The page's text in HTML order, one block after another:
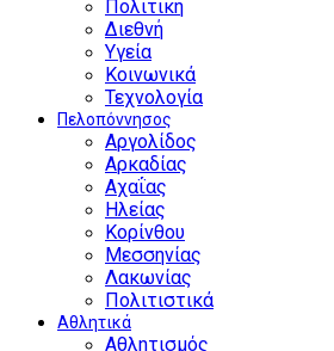
Πολιτική
Διεθνή
Υγεία
Κοινωνικά
Τεχνολογία
Πελοπόννησος
Αργολίδος
Αρκαδίας
Αχαΐας
Ηλείας
Κορίνθου
Μεσσηνίας
Λακωνίας
Πολιτιστικά
Αθλητικά
Αθλητισμός